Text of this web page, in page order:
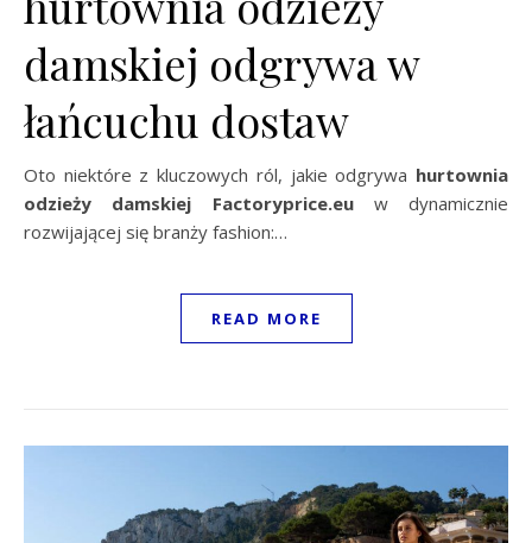
damskiej odgrywa w
łańcuchu dostaw
Oto niektóre z kluczowych ról, jakie odgrywa hurtownia
odzieży damskiej Factoryprice.euw dynamicznie
rozwijającej się branży fashion:…
READ MORE